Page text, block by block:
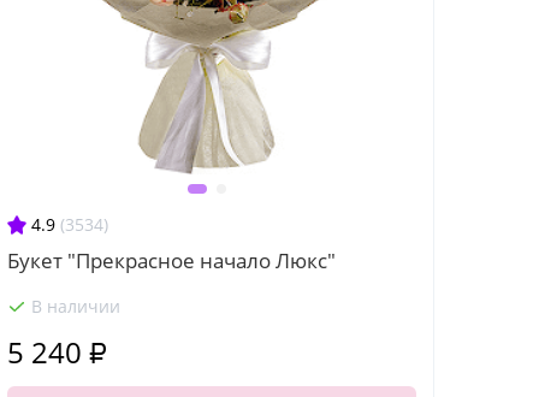
4.9 (3534)
Букет "Прекрасное начало Люкс"
В наличии
5 240 ₽